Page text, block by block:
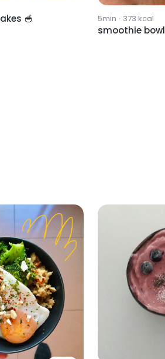
🥣 5min · 373 kcal
smoothie bowl